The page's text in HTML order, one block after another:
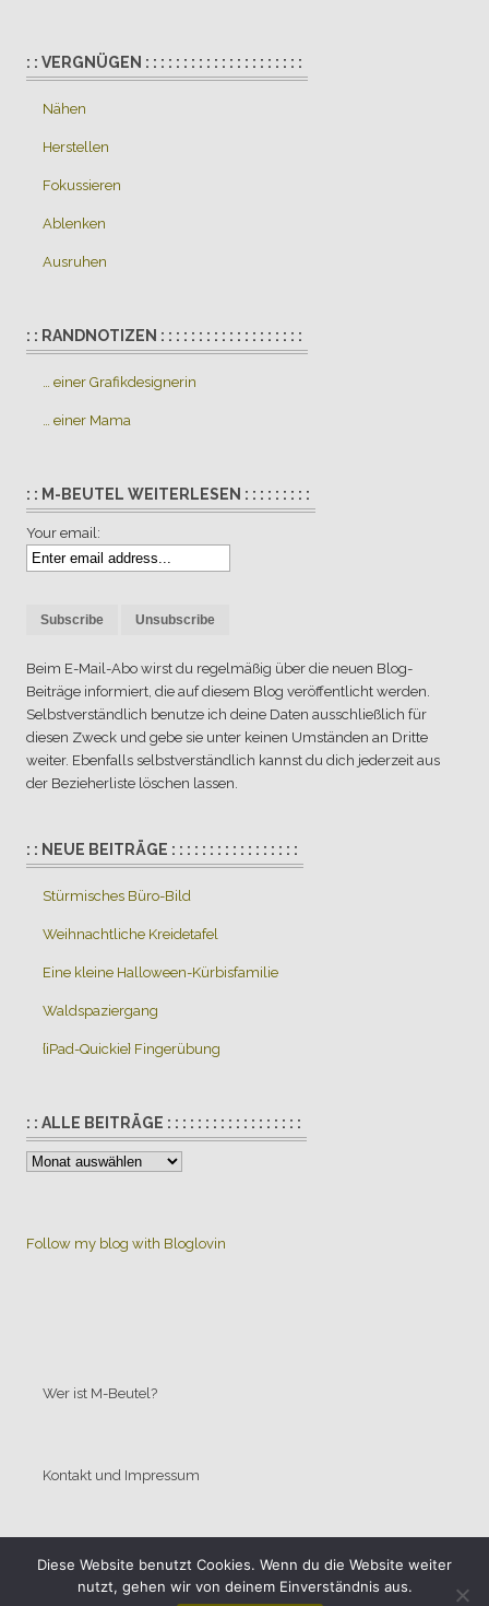
: : VERGNÜGEN : : : : : : : : : : : : : : : : : : : : :
Nähen
Herstellen
Fokussieren
Ablenken
Ausruhen
: : RANDNOTIZEN : : : : : : : : : : : : : : : : : : :
… einer Grafikdesignerin
… einer Mama
: : M-BEUTEL WEITERLESEN : : : : : : : : :
Your email:
Beim E-Mail-Abo wirst du regelmäßig über die neuen Blog-
Beiträge informiert, die auf diesem Blog veröffentlicht werden.
Selbstverständlich benutze ich deine Daten ausschließlich für
diesen Zweck und gebe sie unter keinen Umständen an Dritte
weiter. Ebenfalls selbstverständlich kannst du dich jederzeit aus
der Bezieherliste löschen lassen.
: : NEUE BEITRÄGE : : : : : : : : : : : : : : : : :
Stürmisches Büro-Bild
Weihnachtliche Kreidetafel
Eine kleine Halloween-Kürbisfamilie
Waldspaziergang
{iPad-Quickie} Fingerübung
: : ALLE BEITRÄGE : : : : : : : : : : : : : : : : : :
:
Follow my blog with Bloglovin
Wer ist M-Beutel?
Kontakt und Impressum
Allgemeine Geschäftsbedingungen
Diese Website benutzt Cookies. Wenn du die Website weiter
nutzt, gehen wir von deinem Einverständnis aus.